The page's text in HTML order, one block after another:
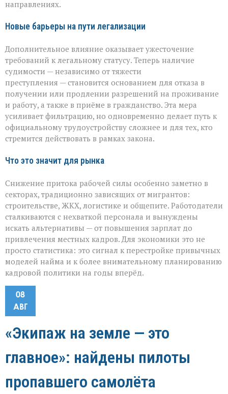
направлениях.
Новые барьеры на пути легализации
Дополнительное влияние оказывает ужесточение
требований к легальному статусу. Теперь наличие
судимости — независимо от тяжести
преступления — становится основанием для отказа в
получении или продлении разрешений на проживание
и работу, а также в приёме в гражданство. Эта мера
усиливает фильтрацию, но одновременно делает путь к
официальному трудоустройству сложнее и для тех, кто
стремится действовать в рамках закона.
Что это значит для рынка
Снижение притока рабочей силы особенно заметно в
секторах, традиционно зависящих от мигрантов:
строительстве, ЖКХ, логистике и общепите. Работодатели
сталкиваются с нехваткой персонала и вынуждены
искать альтернативы — от повышения зарплат до
привлечения местных кадров. Для экономики это не
просто статистика: это сигнал к перестройке привычных
моделей найма и к более внимательному планированию
кадровой политики на годы вперёд.
08
АВГ
«Экипаж на земле — это
главное»: найдены пилоты
пропавшего самолёта